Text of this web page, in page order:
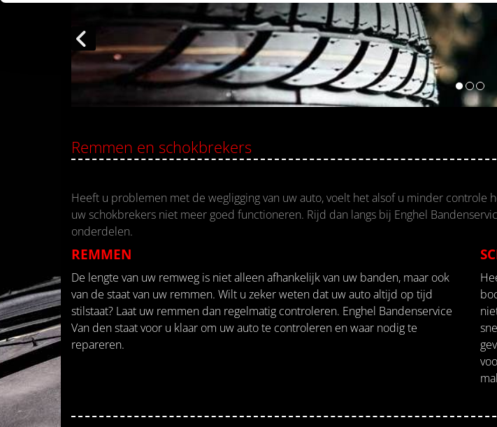
Remmen en schokbrekers
Heeft u problemen met de wegligging van uw auto, voelt het alsof u minder
uw schokbrekers niet meer goed functioneren. Rijd dan langs bij Enghel
onderdelen.
REMMEN
De lengte van uw remweg is niet alleen afhankelijk van uw banden, maar ook
van de staat van uw remmen. Wilt u zeker weten dat uw auto altijd op tijd
stilstaat? Laat uw remmen dan regelmatig controleren. Enghel Bandenservice
Van den staat voor u klaar om uw auto te controleren en waar nodig te
repareren.